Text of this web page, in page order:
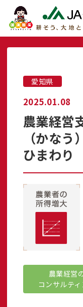
愛知県
2025.01.08
農業経営
（かな
ひまわり
農業経営
コンサルテ